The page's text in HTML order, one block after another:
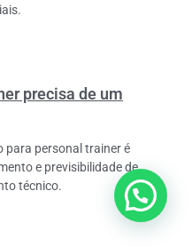
precisa de um
para personal trainer é
e previsibilidade de
técnico.
ajuda?